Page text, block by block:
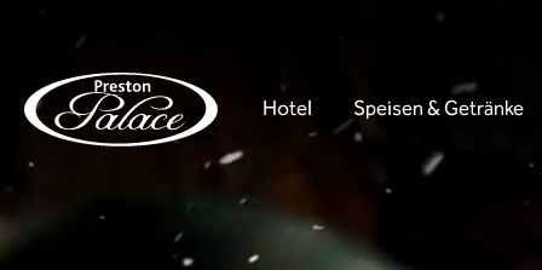
Hotel Speisen & Getränke